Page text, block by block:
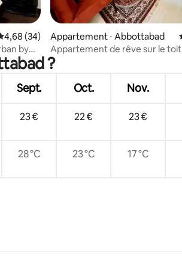
: 4,83 sur 5
moyenne sur la base de 34
4,68 (34)
by
Appartement ⋅ Abbottabad
Appartement de rêve sur le toit
sur la montagne
?
Sept. Oct. Nov.
23 € 22 € 23 €
28 °C 23 °C 17 °C